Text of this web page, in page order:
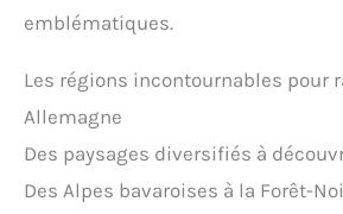
emblématiques.
Les régions incontournables pour
Allemagne
Des paysages diversifiés à
Des Alpes bavaroises à la Forêt-